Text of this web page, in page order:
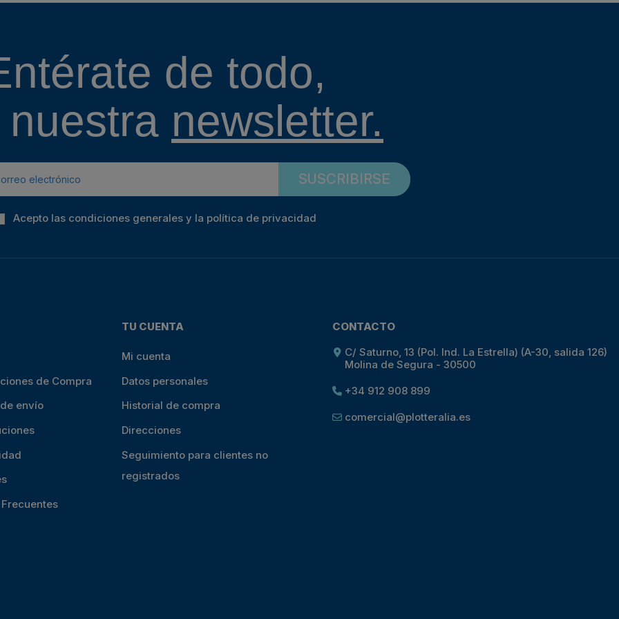
de todo,
newsletter.
SUSCRIBIRSE
Acepto las condiciones generales y la política de privacidad
de Compra
envío
TU CUENTA
Mi cuenta
Datos personales
Historial de compra
Direcciones
Seguimiento para clientes no
registrados
CONTACTO
C/ Saturno, 13 (Pol. Ind. La Estrella) (A-30, salida 126)
Molina de Segura - 30500
+34 912 908 899
comercial@plotteralia.es